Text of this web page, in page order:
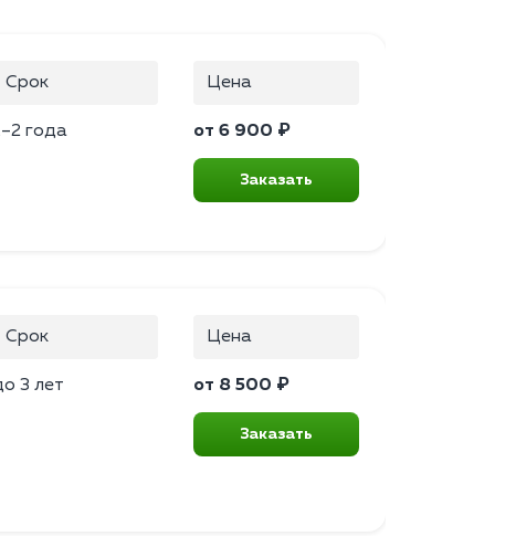
Срок
года
Цена
от 6 900 ₽
Заказать
Срок
3 лет
Цена
от 8 500 ₽
Заказать